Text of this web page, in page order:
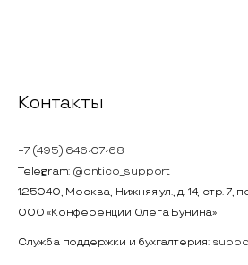
Контакты
+7 (495) 646-07-68
Telegram: @ontico_support
125040, Москва, Нижняя ул., д. 14, стр. 7,
ООО «Конференции Олега Бунина»
Служба поддержки и бухгалтерия: